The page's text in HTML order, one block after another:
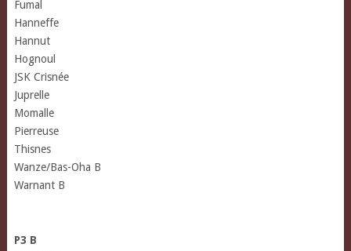
Fumal
Hanneffe
Hannut
Hognoul
JSK Crisnée
Juprelle
Momalle
Pierreuse
Thisnes
Wanze/Bas-Oha B
Warnant B
P3 B